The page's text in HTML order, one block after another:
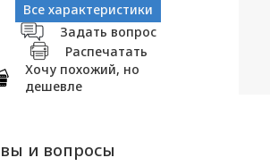
Все характеристики
Задать вопрос
Распечатать
Хочу похожий, но
дешевле
и вопросы